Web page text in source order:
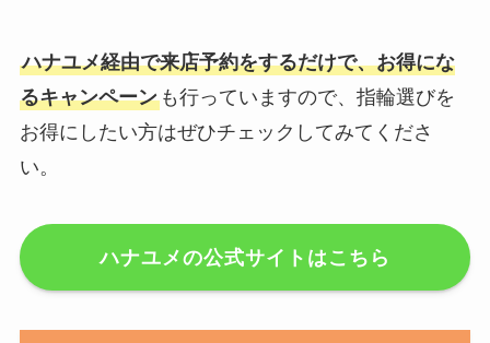
ハナユメ経由で来店予約をするだけで、お得にな
るキャンペーンも行っていますので、指輪選びを
お得にしたい方はぜひチェックしてみてくださ
い。
ハナユメの公式サイトはこちら